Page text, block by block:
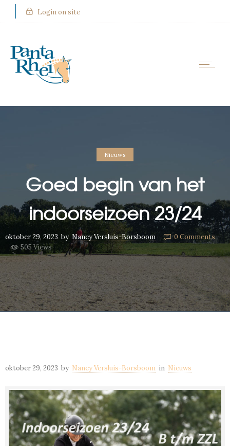
Login on site
Nieuws
Goed begin van het
indoorseizoen 23/24
oktober 29, 2023 by Nancy Versluis-Borsboom 0 Comments
505 Views
oktober 29, 2023 by Nancy Versluis-Borsboom in Nieuws